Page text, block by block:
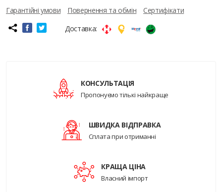
Гарантійні умови Повернення та обмін
Сертифікати
Доставка:
КОНСУЛЬТАЦІЯ
Пропонуємо тількі найкраще
ШВИДКА ВІДПРАВКА
Сплата при отриманні
КРАЩА ЦІНА
Власний імпорт